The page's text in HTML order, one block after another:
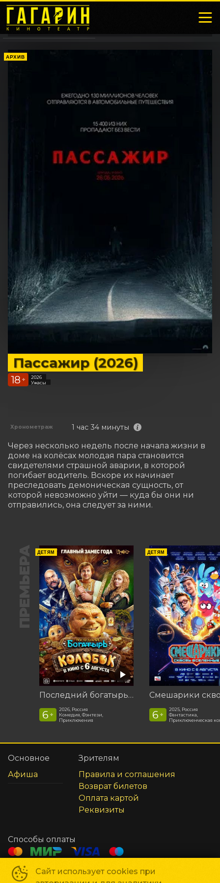
АРХИВ
Пассажир (2026)
18 +
2026
Ужасы
Хронометраж 1 час 34 минуты
Через несколько недель после начала жизни в
доме на колёсах молодая пара становится
свидетелями страшной аварии, в которой
погибает водитель. Вскоре их начинает
преследовать демоническая сущность, от
которой невозможно уйти — куда бы они ни
отправились, она следует за ними.
ПРЕМЬЕРА ДЕТЯМ
Последний богатырь. Колобок
6 +
2026, Россия
Комедия, Фэнтези,
Приключения
ДЕТЯМ
6 +
2025, Россия
Фантастика,
Приключенческая
Сайт использует cookies при
Основное
Афиша
Зрителям
Правила и соглашения
Возврат билетов
Оплата картой
Реквизиты
Способы оплаты
Сеть кинотеатров «Галактика»©2018-